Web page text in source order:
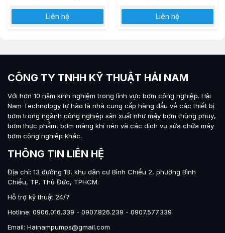
Liên hệ Liên hệ
CÔNG TY TNHH KỸ THUẬT HẢI NAM
Với hơn 10 năm kinh nghiệm trong lĩnh vực bơm công nghiệp. Hải
Nam Technologytự hào là nhà cung cấp hàng đầu về các thiết bị
bơm trong ngành công nghiệp sản xuất như máy bơm thùng phuy,
bơm thực phẩm, bơm màng khí nén và các dịch vụ sửa chữa máy
bơm công nghiêp khác.
THÔNG TIN LIÊN HỆ
Địa chỉ: 13 đường 1B, khu dân cư Bình Chiểu 2, phường Bình
Chiểu, TP. Thủ Đức, TPHCM.
Hỗ trợ kỹ thuật 24/7
Hotline: 0906.016.339 - 0907.826.239 - 0907.577.339
Email: Hainampumps@gmail.com